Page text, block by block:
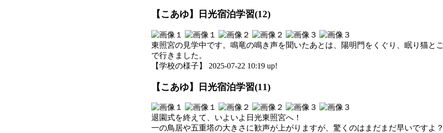
【こあゆ】日光宿泊学習(12)
東照宮の見学中です。鳴竜の鳴き声を聞いたあとは、陽明門をくぐり、眠り猫と
で行きました。
【学校の様子】 2025-07-22 10:19 up!
【こあゆ】日光宿泊学習(11)
退園式を終えて、いよいよ日光東照宮へ！
一の鳥居や五重塔の大きさに歓声が上がりますが、驚くのはまだまだ早いですよ？